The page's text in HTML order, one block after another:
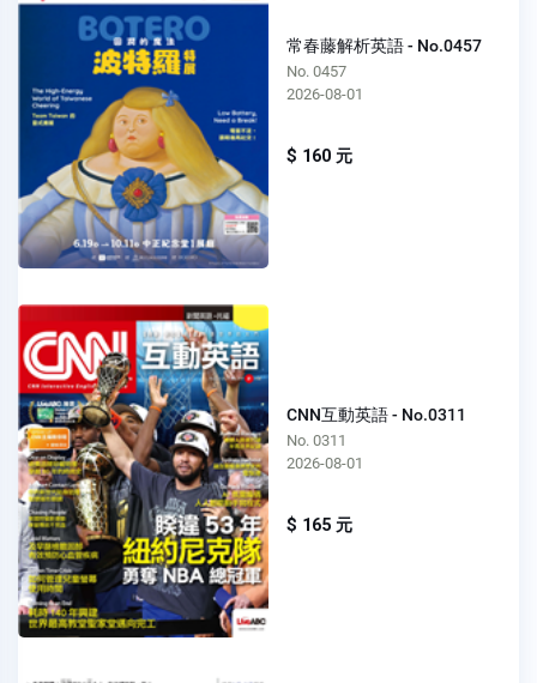
常春藤解析英語 - No.0457
No. 0457
2026-08-01
$ 160 元
CNN互動英語 - No.0311
No. 0311
2026-08-01
$ 165 元